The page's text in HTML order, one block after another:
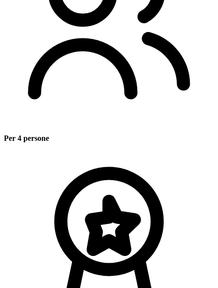
Per 4 persone